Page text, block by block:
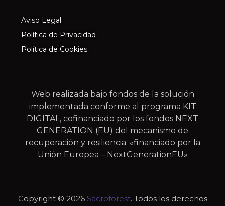
Aviso Legal
Política de Privacidad
Política de Cookies
Web realizada bajo fondos de la solución
implementada conforme al programa KIT
DIGITAL, cofinanciado por los fondos NEXT
GENERATION (EU) del mecanismo de
recuperación y resiliencia. «financiado por la
Unión Europea – NextGenerationEU»
Copyright © 2026 Sacroforest. Todos los derechos